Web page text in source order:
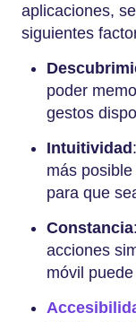
aplicaciones,
siguientes
poder
gestos
Intuitividad
más
para que
Constancia:
acciones
móvil